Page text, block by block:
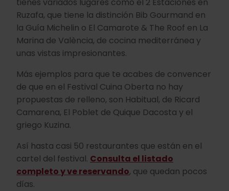
tienes variados lugares como el 2 Estaciones en
Ruzafa, que tiene la distinción Bib Gourmand en
la Guía Michelin o El Camarote & The Roof en La
Marina de València, de cocina mediterránea y
unas vistas impresionantes.
Más ejemplos para que te acabes de convencer
de que en el Festival Cuina Oberta no hay
propuestas de relleno, son Habitual, de Ricard
Camarena, El Poblet de Quique Dacosta y el
griego Kuzina.
Así hasta casi 50 restaurantes que están en el
cartel del festival. Consulta el listado
completo y ve reservando, que quedan pocos
días.